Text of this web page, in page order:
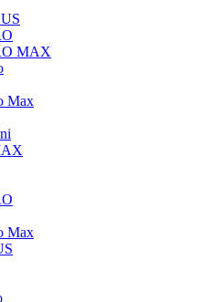
MAX
Max
Max